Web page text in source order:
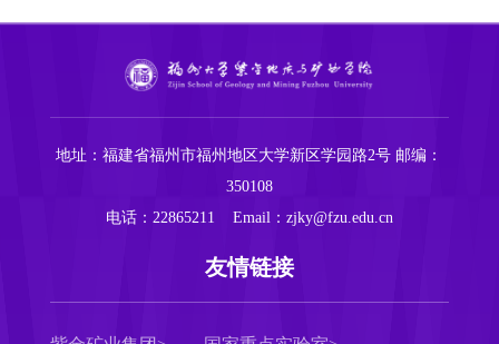
地址：福建省福州市福州地区大学新区学园路2号 邮编：
350108
电话：22865211 Email：zjky@fzu.edu.cn
友情链接